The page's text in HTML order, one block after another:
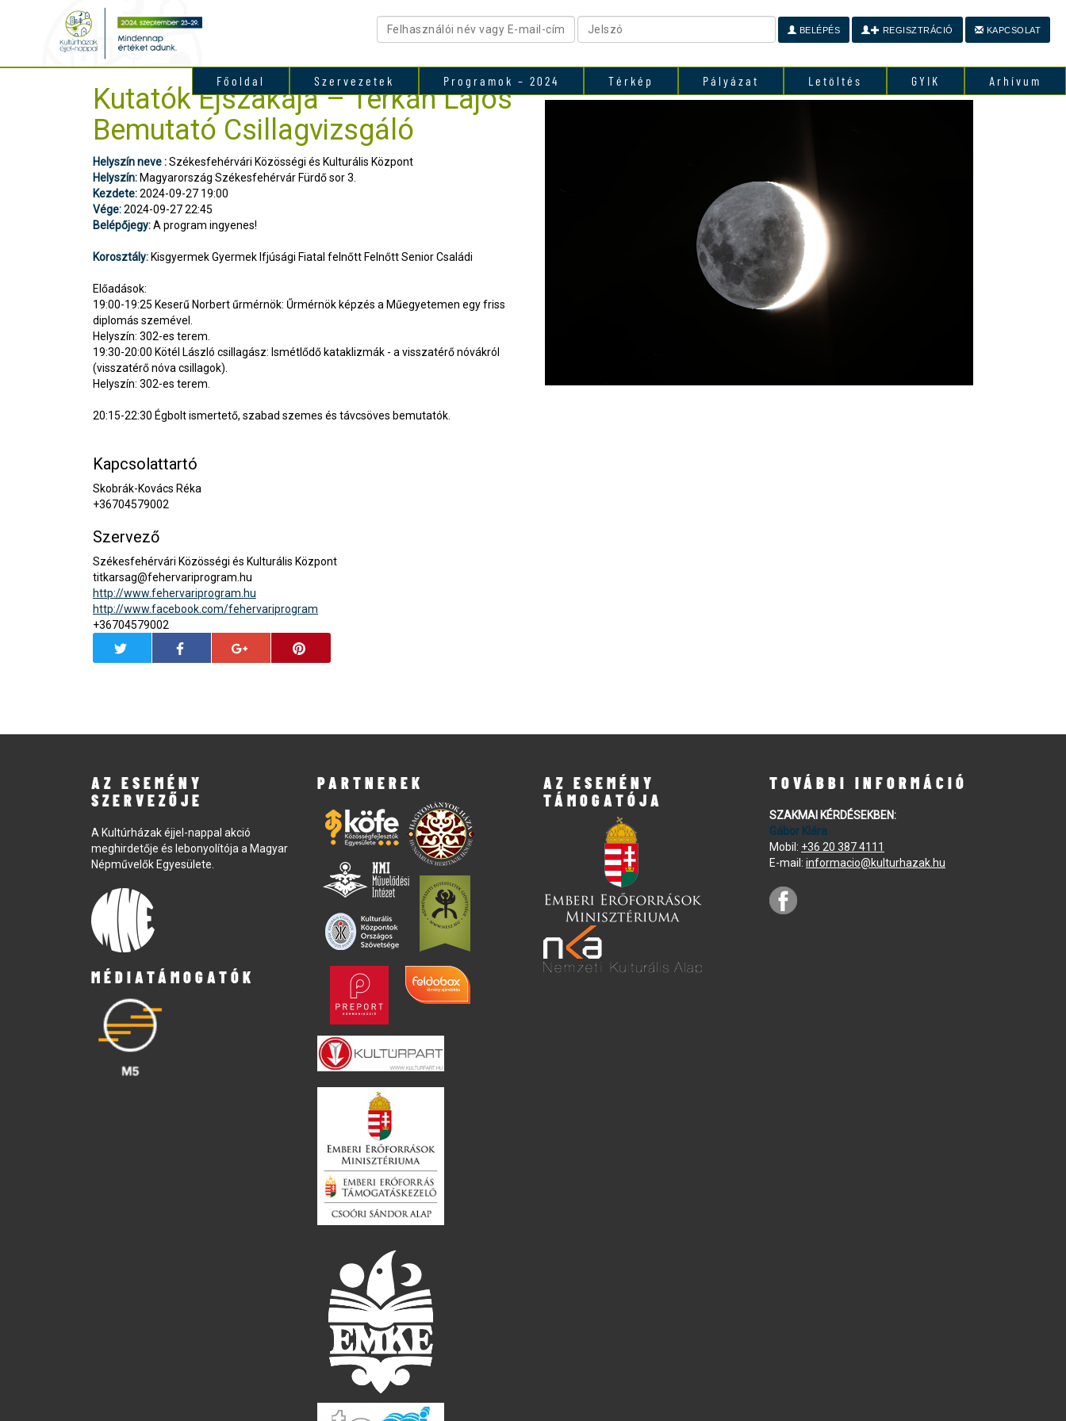
Főoldal Szervezetek Programok – 2024 Térkép Pályázat Letöltés GYIK Arhívum
BELÉPÉS REGISZTRÁCIÓ KAPCSOLAT
Kutatók Éjszakája – Terkán Lajos
Bemutató Csillagvizsgáló
Helyszín neve :Székesfehérvári Közösségi és Kulturális Központ
Helyszín: Magyarország Székesfehérvár Fürdő sor 3.
Kezdete:2024-09-27 19:00
Vége:2024-09-27 22:45
Belépőjegy:A program ingyenes!
Korosztály: Kisgyermek Gyermek Ifjúsági Fiatal felnőtt Felnőtt Senior Családi
Előadások:
19:00-19:25 Keserű Norbert űrmérnök: Űrmérnök képzés a Műegyetemen egy friss
diplomás szemével.
Helyszín: 302-es terem.
19:30-20:00 Kötél László csillagász: Ismétlődő kataklizmák - a visszatérő nóvákról
(visszatérő nóva csillagok).
Helyszín: 302-es terem.
20:15-22:30 Égbolt ismertető, szabad szemes és távcsöves bemutatók.
Kapcsolattartó
Skobrák-Kovács Réka
+36704579002
Szervező
Székesfehérvári Közösségi és Kulturális Központ
titkarsag@fehervariprogram.hu
http://www.fehervariprogram.hu
http://www.facebook.com/fehervariprogram
+36704579002
AZ ESEMÉNY
SZERVEZŐJE
A Kultúrházak éjjel-nappal akció
meghirdetője és lebonyolítója a Magyar
Népművelők Egyesülete.
MÉDIATÁMOGATÓK
PARTNEREK
AZ ESEMÉNY
TÁMOGATÓJA
TOVÁBBI INFORMÁCIÓ
SZAKMAI KÉRDÉSEKBEN:
Gábor Klára
Mobil: +36 20 387 4111
E-mail: informacio@kulturhazak.hu